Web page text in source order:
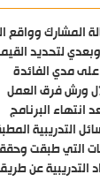
المشارك وواقع
لتحديد
مدي الفائدة
ورش فرق العمل
انتهاء البرنامج
التدريبية
التي طبقت
التدريبية عن